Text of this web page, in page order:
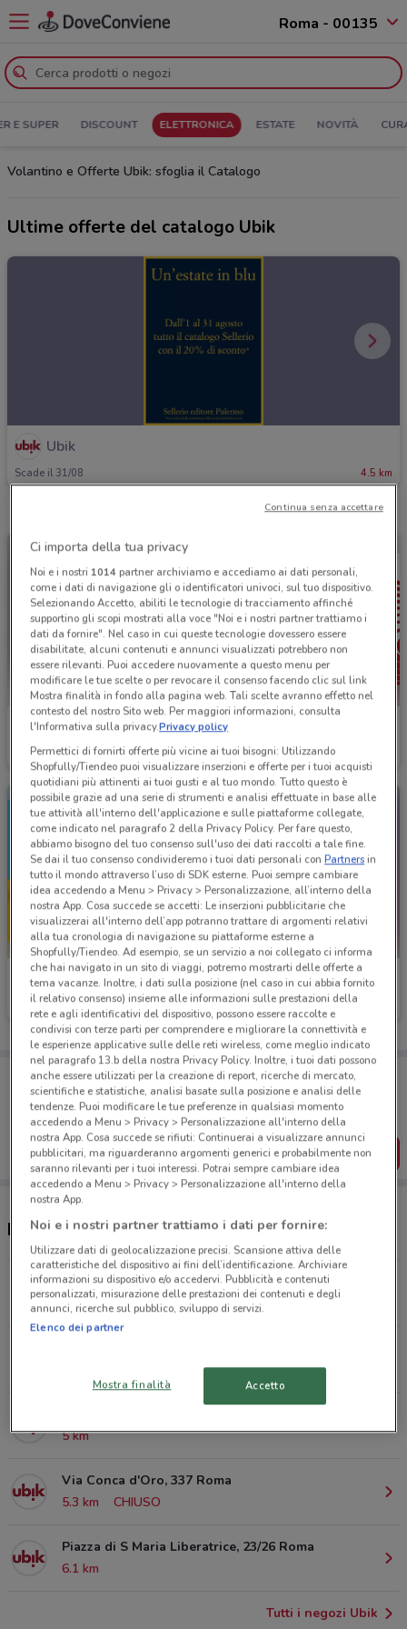
Roma - 00135
E SUPER DISCOUNT ELETTRONICA ESTATE NOVITÀ
Volantino e Offerte Ubik: sfoglia il Catalogo
Ultime offerte del catalogo Ubik
Ubik
Scade il 31/08 4.5 km
Ubik
Scade il 24/08 4.5 km Scade il 01/09
Ubik
Scade il 30/09 4.5 km
Ubik
Scade il 23/08
Porta DoveConviene sempre con te!
Puoi trovare le migliori offerte dei negozi vicino a te,
salvarle e creare la tua lista del risparmio, comodamente
dal tuo cellulare.
SCARICA L’APP
Negozi Ubik nelle vicinanze
Via dei Barbieri 7 Roma
4.5 km
5 km
Via Conca d'Oro, 337 Roma
5.3 km
CHIUSO
Piazza di S Maria Liberatrice, 23/26 Roma
6.1 km
Tutti i negozi Ubik
Ci importa della tua privacy
Noi e i nostri 1014partner archiviamo e accediamo ai dati personali,
come i dati di navigazione gli o identificatori univoci, sul tuo dispositivo.
Selezionando Accetto, abiliti le tecnologie di tracciamento affinché
supportino gli scopi mostrati alla voce "Noi e i nostri partner trattiamo i
dati da fornire". Nel caso in cui queste tecnologie dovessero essere
disabilitate, alcuni contenuti e annunci visualizzati potrebbero non
essere rilevanti. Puoi accedere nuovamente a questo menu per
modificare le tue scelte o per revocare il consenso facendo clic sul link
Mostra finalità in fondo alla pagina web. Tali scelte avranno effetto nel
contesto del nostro Sito web. Per maggiori informazioni, consulta
l'Informativa sulla privacy.Privacy policy
Permettici di fornirti offerte più vicine ai tuoi bisogni: Utilizzando
Shopfully/Tiendeo puoi visualizzare inserzioni e offerte per i tuoi acquisti
quotidiani più attinenti ai tuoi gusti e al tuo mondo. Tutto questo è
possibile grazie ad una serie di strumenti e analisi effettuate in base alle
tue attività all'interno dell'applicazione e sulle piattaforme collegate,
come indicato nel paragrafo 2 della Privacy Policy. Per fare questo,
abbiamo bisogno del tuo consenso sull'uso dei dati raccolti a tale fine.
Se dai il tuo consenso condivideremo i tuoi dati personali conPartnersin
tutto il mondo attraverso l’uso di SDK esterne. Puoi sempre cambiare
idea accedendo a Menu > Privacy > Personalizzazione, all’interno della
nostra App. Cosa succede se accetti: Le inserzioni pubblicitarie che
visualizzerai all'interno dell’app potranno trattare di argomenti relativi
alla tua cronologia di navigazione su piattaforme esterne a
Shopfully/Tiendeo. Ad esempio, se un servizio a noi collegato ci informa
che hai navigato in un sito di viaggi, potremo mostrarti delle offerte a
tema vacanze. Inoltre, i dati sulla posizione (nel caso in cui abbia fornito
il relativo consenso) insieme alle informazioni sulle prestazioni della
rete e agli identificativi del dispositivo, possono essere raccolte e
condivisi con terze parti per comprendere e migliorare la connettività e
le esperienze applicative sulle delle reti wireless, come meglio indicato
nel paragrafo 13.b della nostra Privacy Policy. Inoltre, i tuoi dati possono
anche essere utilizzati per la creazione di report, ricerche di mercato,
scientifiche e statistiche, analisi basate sulla posizione e analisi delle
tendenze. Puoi modificare le tue preferenze in qualsiasi momento
accedendo a Menu > Privacy > Personalizzazione all'interno della
nostra App. Cosa succede se rifiuti: Continuerai a visualizzare annunci
pubblicitari, ma riguarderanno argomenti generici e probabilmente non
saranno rilevanti per i tuoi interessi. Potrai sempre cambiare idea
accedendo a Menu > Privacy > Personalizzazione all'interno della
nostra App.
Noi e i nostri partner trattiamo i dati per fornire:
Utilizzare dati di geolocalizzazione precisi. Scansione attiva delle
caratteristiche del dispositivo ai fini dell’identificazione. Archiviare
informazioni su dispositivo e/o accedervi. Pubblicità e contenuti
personalizzati, misurazione delle prestazioni dei contenuti e degli
annunci, ricerche sul pubblico, sviluppo di servizi.
Elenco dei partner
Mostra finalità Accetto
Continua senza accettare